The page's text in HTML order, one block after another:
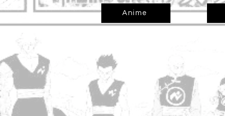
Anime